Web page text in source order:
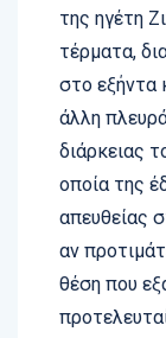
της ηγέτη
τέρματα,
στο εξήντα
άλλη
διάρκειας
οποία της
απευθείας
αν
θέση που